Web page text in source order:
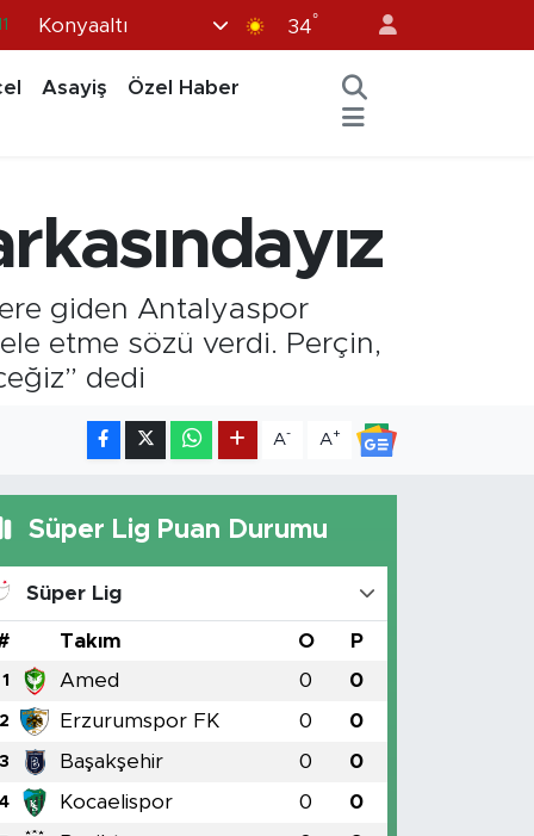
Konyaaltı 34°
Asayiş
Özel Haber
giden Antalyaspor
etme sözü verdi. Perçin,
dedi
A- A+
Süper Lig Puan Durumu
Süper Lig
Takım O P
1 Amed 0 0
2 Erzurumspor FK 0 0
3 Başakşehir 0 0
Kocaelispor 0 0